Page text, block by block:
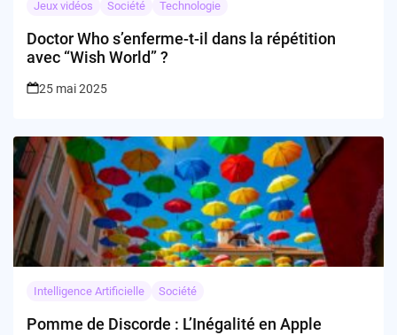
Jeux vidéos Société Technologie
Doctor Who s’enferme-t-il dans la répétition
avec “Wish World” ?
25 mai 2025
Intelligence Artificielle Société
Pomme de Discorde : L’Inégalité en Apple